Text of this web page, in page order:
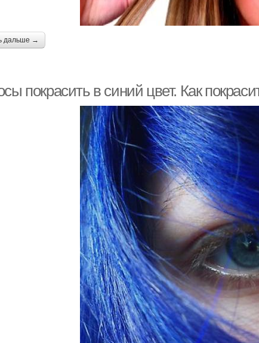
дальше →
покрасить в синий цвет. Как